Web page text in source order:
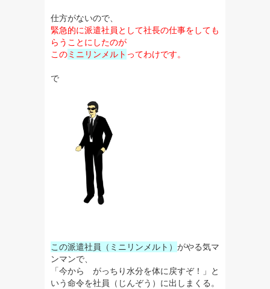
仕方がないので、
緊急的に派遣社員として社長の仕事をしても
らうことにしたのが
このミニリンメルト ってわけです。
で
この派遣社員（ミニリンメルト） がやる気マ
ンマンで、
「今から がっちり水分を体に戻すぞ！」と
いう命令を社員（じんぞう）に出しまくる。